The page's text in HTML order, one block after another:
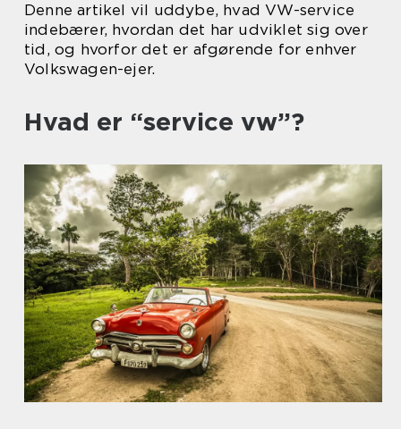
Denne artikel vil uddybe, hvad VW-service
indebærer, hvordan det har udviklet sig over
tid, og hvorfor det er afgørende for enhver
Volkswagen-ejer.
Hvad er “service vw”?